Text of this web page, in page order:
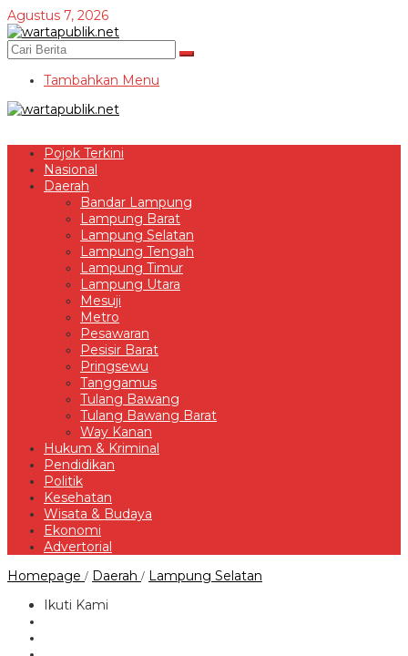
Lewati
ke
konten
Agustus 7, 2026
Tambahkan Menu
Pojok Terkini
Nasional
Daerah
Bandar Lampung
Lampung Barat
Lampung Selatan
Lampung Tengah
Lampung Timur
Lampung Utara
Mesuji
Metro
Pesawaran
Pesisir Barat
Pringsewu
Tanggamus
Tulang Bawang
Tulang Bawang Barat
Way Kanan
Hukum & Kriminal
Pendidikan
Politik
Kesehatan
Wisata & Budaya
Ekonomi
Advertorial
Homepage / Daerah / Lampung Selatan
Ikuti Kami